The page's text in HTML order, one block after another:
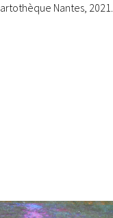
artothèque Nantes, 2021.